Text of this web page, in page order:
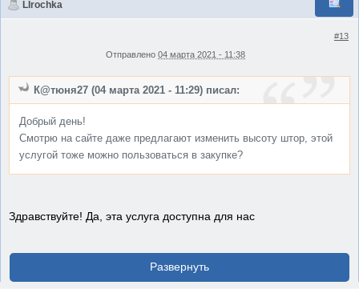
LIrochka
#13
Отправлено 04 марта 2021 - 11:38
К@тюня27 (04 марта 2021 - 11:29) писал:
Добрый день!
Смотрю на сайте даже предлагают изменить высоту штор, этой
услугой тоже можно пользоваться в закупке?
Здравствуйте! Да, эта услуга доступна для нас